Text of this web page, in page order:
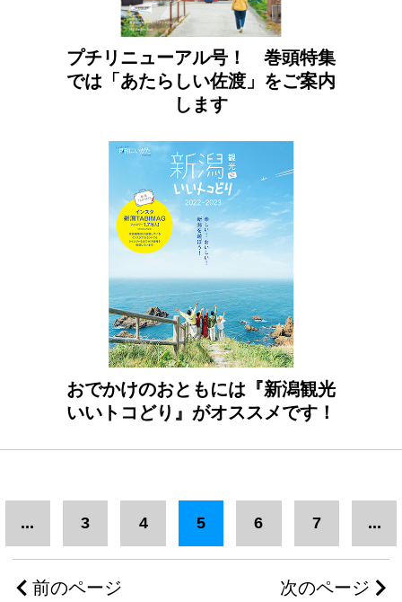
プチリニューアル号！ 巻頭特集
では「あたらしい佐渡」をご案内
します
おでかけのおともには『新潟観光
いいトコどり』がオススメです！
前のページ
... 3 4 5 6 7 ...
次のページ